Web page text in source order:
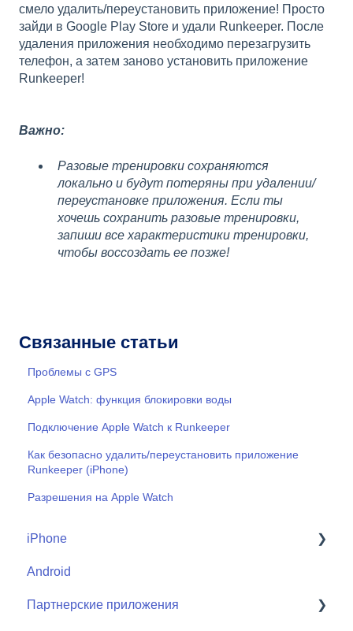
смело удалить/переустановить приложение! Просто
зайди в Google Play Store и удали Runkeeper. После
удаления приложения необходимо перезагрузить
телефон, а затем заново установить приложение
Runkeeper!
Важно:
Разовые тренировки сохраняются
локально и будут потеряны при удалении/
переустановке приложения. Если ты
хочешь сохранить разовые тренировки,
запиши все характеристики тренировки,
чтобы воссоздать ее позже!
Связанные статьи
Проблемы с GPS
Apple Watch: функция блокировки воды
Подключение Apple Watch к Runkeeper
Как безопасно удалить/переустановить приложение
Runkeeper (iPhone)
Разрешения на Apple Watch
iPhone
Start
Android
Партнерские приложения